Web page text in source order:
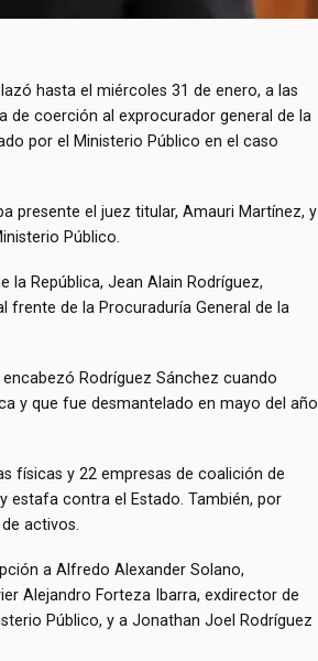
hasta el miércoles 31 de enero, a las
de coerción al exprocurador general de la
por el Ministerio Público en el caso
presente el juez titular, Amauri Martínez, y
Público.
la República, Jean Alain Rodríguez,
de la Procuraduría General de la
Rodríguez Sánchez cuando
y que fue desmantelado en mayo del año
físicas y 22 empresas de coalición de
estafa contra el Estado. También, por
activos.
a Alfredo Alexander Solano,
Alejandro Forteza Ibarra, exdirector de
Público, y a Jonathan Joel Rodríguez